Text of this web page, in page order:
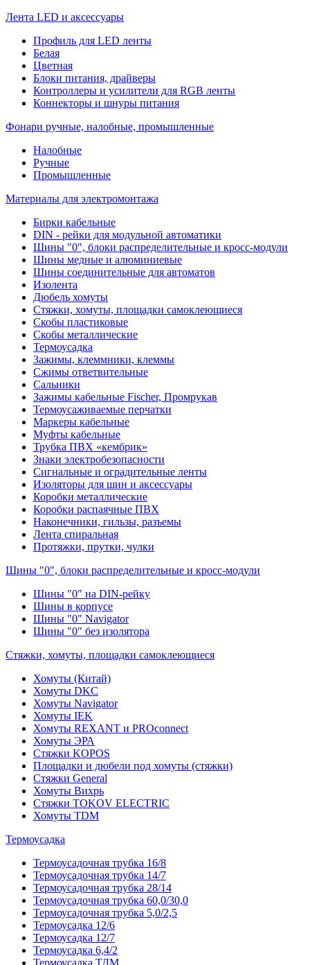
Лента LED и аксессуары
Профиль для LED ленты
Белая
Цветная
Блоки питания, драйверы
Контроллеры и усилители для RGB ленты
Коннекторы и шнуры питания
Фонари ручные, налобные, промышленные
Налобные
Ручные
Промышленные
Материалы для электромонтажа
Бирки кабельные
DIN - рейки для модульной автоматики
Шины "0", блоки распределительные и кросс-модули
Шины медные и алюминиевые
Шины соединительные для автоматов
Изолента
Дюбель хомуты
Стяжки, хомуты, площадки самоклеющиеся
Скобы пластиковые
Скобы металлические
Термоусадка
Зажимы, клеммники, клеммы
Сжимы ответвительные
Сальники
Зажимы кабельные Fischer, Промрукав
Термоусаживаемые перчатки
Маркеры кабельные
Муфты кабельные
Трубка ПВХ «кембрик»
Знаки электробезопасности
Сигнальные и оградительные ленты
Изоляторы для шин и аксессуары
Коробки металлические
Коробки распаячные ПВХ
Наконечники, гильзы, разъемы
Лента спиральная
Протяжки, прутки, чулки
Шины "0", блоки распределительные и кросс-модули
Шины "0" на DIN-рейку
Шины в корпусе
Шины "0" Navigator
Шины "0" без изолятора
Стяжки, хомуты, площадки самоклеющиеся
Хомуты (Китай)
Хомуты DKC
Хомуты Navigator
Хомуты IEK
Хомуты REXANT и PROconnect
Хомуты ЭРА
Стяжки KOPOS
Площадки и дюбели под хомуты (стяжки)
Стяжки General
Хомуты Вихрь
Стяжки TOKOV ELECTRIC
Хомуты TDM
Термоусадка
Термоусадочная трубка 16/8
Термоусадочная трубка 14/7
Термоусадочная трубка 28/14
Термоусадочная трубка 60,0/30,0
Термоусадочная трубка 5,0/2,5
Термоусадка 12/6
Термоусадка 12/7
Термоусадка 6,4/2
Термоусадка ТДМ